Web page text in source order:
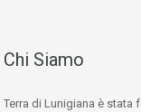
Chi Siamo
Terra di Lunigiana è stata